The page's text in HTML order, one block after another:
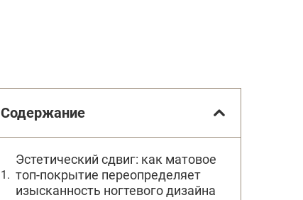
Содержание
Эстетический сдвиг: как матовое
топ-покрытие переопределяет
изысканность ногтевого дизайна